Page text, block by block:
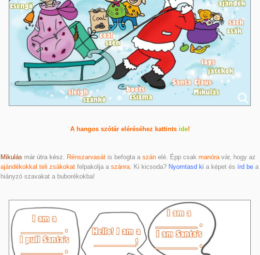
A hangos szótár eléréséhez kattints ide!
Mikulás már útra kész. Rénszarvasátis befogta a szánelé. Épp csak manóravár, hogy az
ajándékokkal teli zsákokatfelpakolja a szánra. Ki kicsoda? Nyomtasd ki a képet és írd bea
hiányzó szavakat a buborékokba!